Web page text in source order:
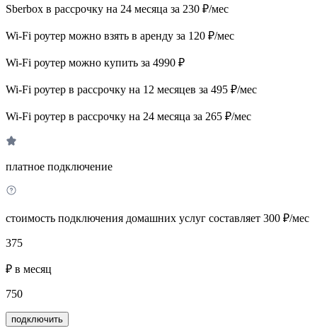
Sberbox в рассрочку на 24 месяца за 230 ₽/мес
Wi-Fi роутер можно взять в аренду за 120 ₽/мес
Wi-Fi роутер можно купить за 4990 ₽
Wi-Fi роутер в рассрочку на 12 месяцев за 495 ₽/мес
Wi-Fi роутер в рассрочку на 24 месяца за 265 ₽/мес
платное подключение
стоимость подключения домашних услуг составляет 300 ₽/мес
375
₽ в месяц
750
подключить